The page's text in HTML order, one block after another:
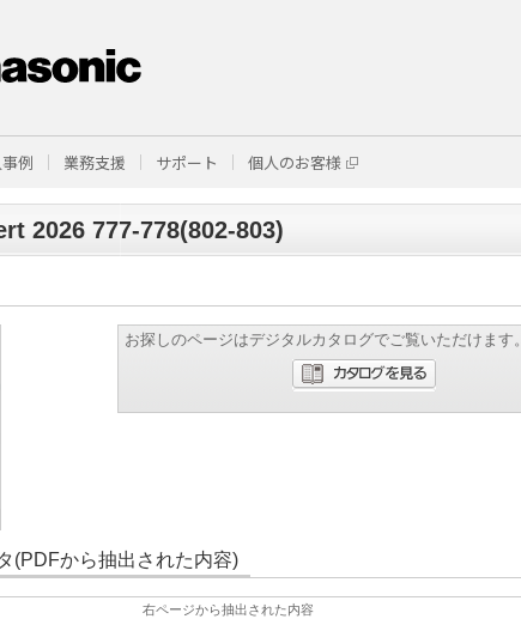
例 業務支援 サポート 個人のお客様
2026 777-778(802-803)
お探しのページはデジタルカタログでご覧いただけます。
(PDFから抽出された内容)
右ページから抽出された内容